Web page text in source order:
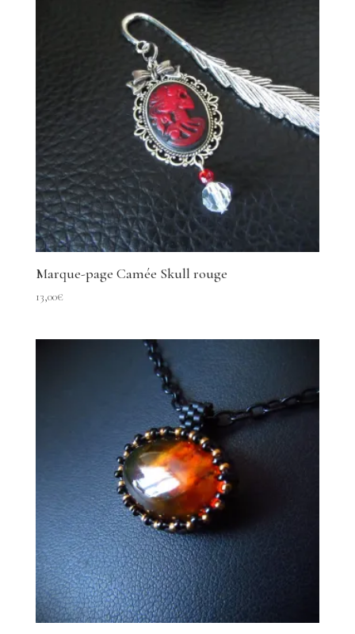
Marque-page Camée Skull rouge
13,00€